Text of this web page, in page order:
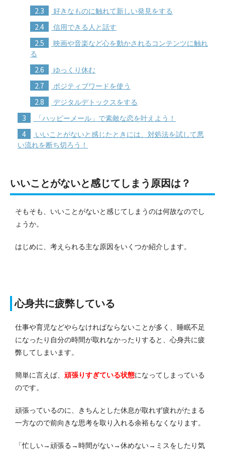
2.3 好きなものに触れて新しい発見をする
2.4 信用できる人と話す
2.5
映画や音楽など心を動かされるコンテンツに触れ
る
2.6 ゆっくり休む
2.7 ポジティブワードを使う
2.8 デジタルデトックスをする
3 「ハッピーメール」で素敵な恋を叶えよう！
4
いいことがないと感じたときには、対処法を試して悪
い流れを断ち切ろう！
いいことがないと感じてしまう原因は？
そもそも、いいことがないと感じてしまうのは何故なのでし
ょうか。
はじめに、考えられる主な原因をいくつか紹介します。
心身共に疲弊している
仕事や育児などやらなければならないことが多く、睡眠不足
になったり自分の時間が取れなかったりすると、心身共に疲
弊してしまいます。
簡単に言えば、 頑張りすぎている状態になってしまっている
のです。
頑張っているのに、きちんとした休息が取れず疲れがたまる
一方なので前向きな思考を取り入れる余裕もなくなります。
「忙しい→頑張る→時間がない→休めない→ミスをしたり気